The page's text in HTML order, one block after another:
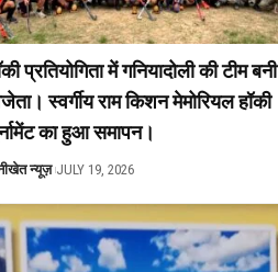
प्रतियोगिता में गनियादोली की टीम बनी
स्वर्गीय राम किशन मेमोरियल हॉकी
का हुआ समापन।
न्यूज़ JULY 19, 2026